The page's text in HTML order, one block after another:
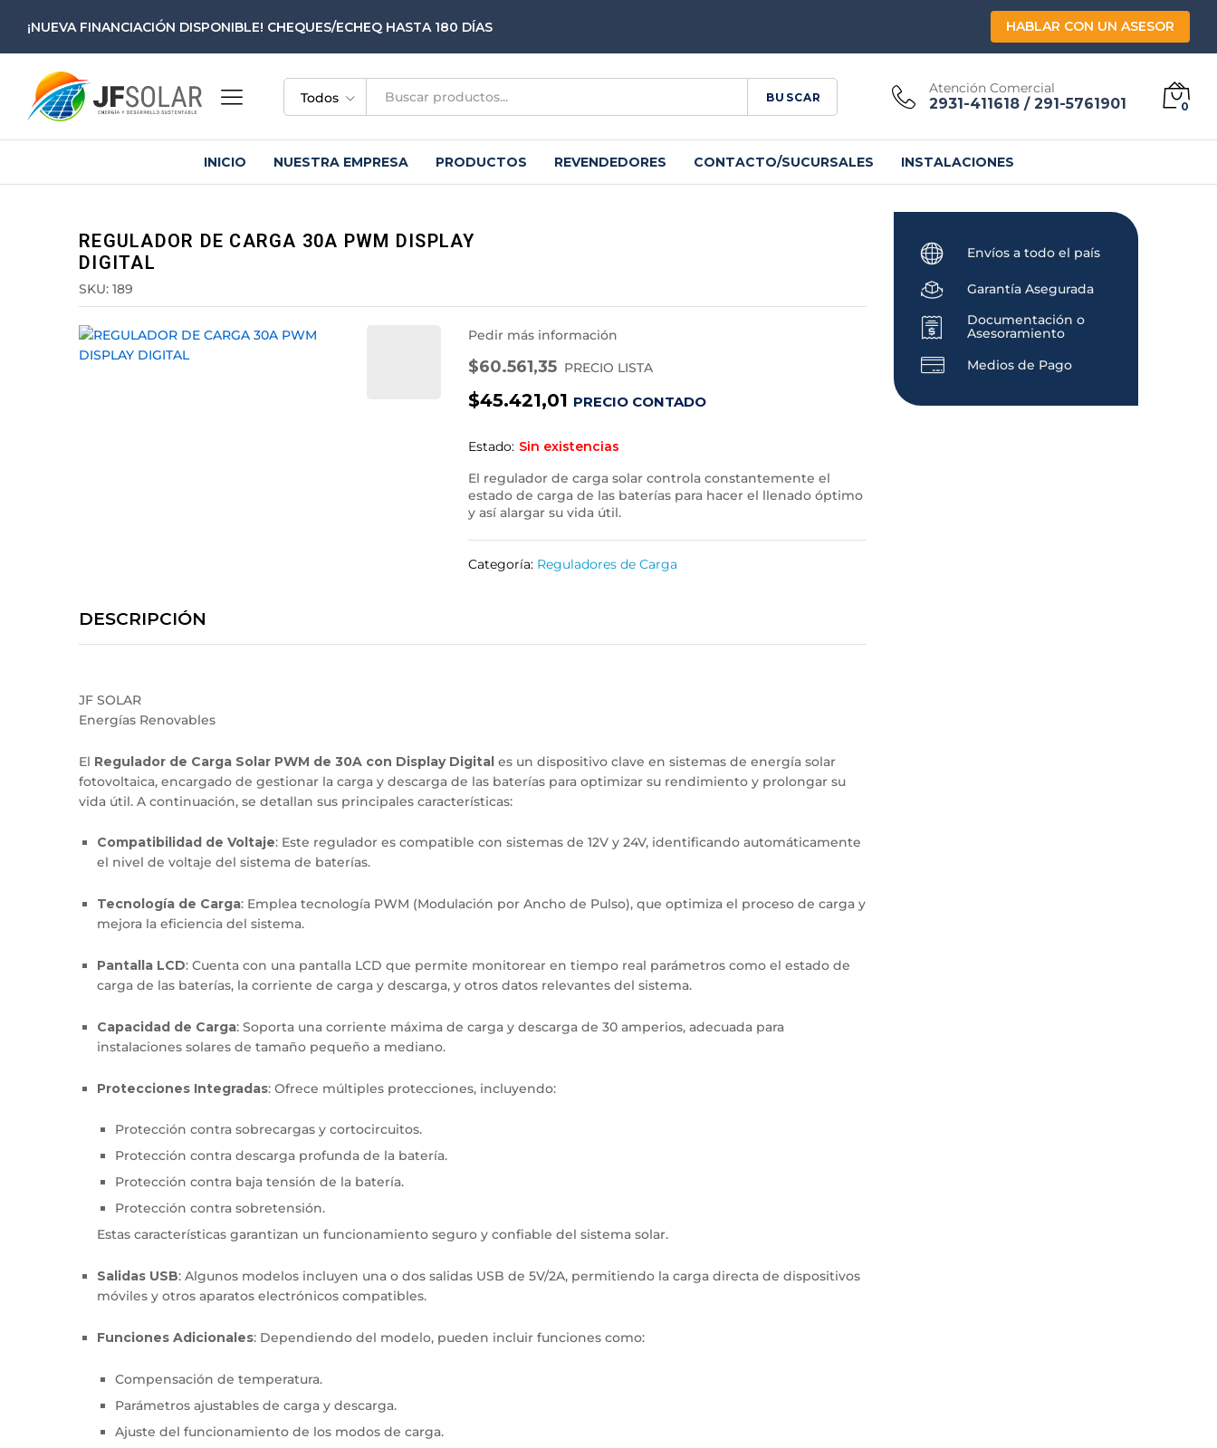
¡NUEVA FINANCIACIÓN DISPONIBLE! CHEQUES/ECHEQ HASTA 180 DÍAS HABLAR CON UN ASESOR
Todos BUSCAR
Atención Comercial
2931-411618 / 291-5761901 0
INICIO NUESTRA EMPRESA PRODUCTOS REVENDEDORES CONTACTO/SUCURSALES INSTALACIONES
REGULADOR DE CARGA 30A PWM DISPLAY
DIGITAL
SKU: 189
Pedir más información
$60.561,35 PRECIO LISTA
$45.421,01 PRECIO CONTADO
Estado: Sin existencias
El regulador de carga solar controla constantemente el
estado de carga de las baterías para hacer el llenado óptimo
y así alargar su vida útil.
Categoría: Reguladores de Carga
DESCRIPCIÓN
JF SOLAR
Energías Renovables
El Regulador de Carga Solar PWM de 30A con Display Digital es un dispositivo clave en sistemas de energía solar
fotovoltaica, encargado de gestionar la carga y descarga de las baterías para optimizar su rendimiento y prolongar su
vida útil. A continuación, se detallan sus principales características:
Compatibilidad de Voltaje: Este regulador es compatible con sistemas de 12V y 24V, identificando automáticamente
el nivel de voltaje del sistema de baterías.
Tecnología de Carga: Emplea tecnología PWM (Modulación por Ancho de Pulso), que optimiza el proceso de carga y
mejora la eficiencia del sistema.
Pantalla LCD: Cuenta con una pantalla LCD que permite monitorear en tiempo real parámetros como el estado de
carga de las baterías, la corriente de carga y descarga, y otros datos relevantes del sistema.
Capacidad de Carga: Soporta una corriente máxima de carga y descarga de 30 amperios, adecuada para
instalaciones solares de tamaño pequeño a mediano.
Protecciones Integradas: Ofrece múltiples protecciones, incluyendo:
Protección contra sobrecargas y cortocircuitos.
Protección contra descarga profunda de la batería.
Protección contra baja tensión de la batería.
Protección contra sobretensión.
Estas características garantizan un funcionamiento seguro y confiable del sistema solar.
Salidas USB: Algunos modelos incluyen una o dos salidas USB de 5V/2A, permitiendo la carga directa de dispositivos
móviles y otros aparatos electrónicos compatibles.
Funciones Adicionales: Dependiendo del modelo, pueden incluir funciones como:
Compensación de temperatura.
Parámetros ajustables de carga y descarga.
Ajuste del funcionamiento de los modos de carga.
Envíos a todo el país
Garantía Asegurada
Documentación o
Asesoramiento
Medios de Pago